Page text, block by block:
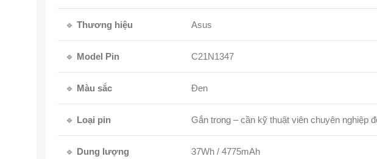
🔹 Thương hiệu Asus
🔹 Model Pin C21N1347
🔹 Màu sắc Đen
🔹 Loại pin Gắn trong – cần kỹ thuật viên chuyên nghiệp
🔹 Dung lượng 37Wh / 4775mAh